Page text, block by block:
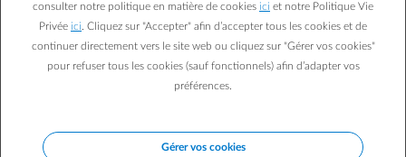
attendre la solution proposée par Edenred, vous renoncez à votre
droit à la réduction.
Si les conditions sont bien respectées et que la réduction ne
s’applique pas, contactez-nous via e-mail. Veuillez y mentionner
de paiement. Notre partenaire Edenred vous recontactera dans les
consulter notre politique en matière de cookies ici et notre Politique Vie
Privée ici . Cliquez sur "Accepter" afin d’accepter tous les cookies et de
continuer directement vers le site web ou cliquez sur "Gérer vos cookies"
pour refuser tous les cookies (sauf fonctionnels) afin d’adapter vos
préférences.
Gérer vos cookies